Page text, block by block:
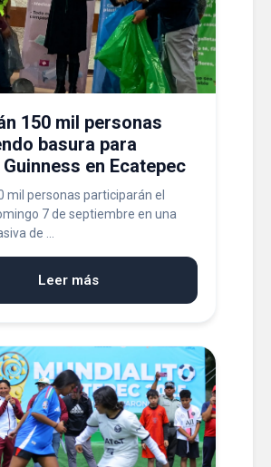
150 mil personas
basura para
en Ecatepec
mil personas participarán el
7 de septiembre en una
de ...
Leer más